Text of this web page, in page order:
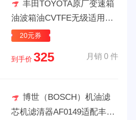
丰田TOYOTA原厂变速箱
油波箱油CVTFE无级适用于
一汽广汽丰田全系通用 广汽
L
20元券
到手价 325 月销 0 件
博世（BOSCH）机油滤
芯机滤清器AF0149适配丰田